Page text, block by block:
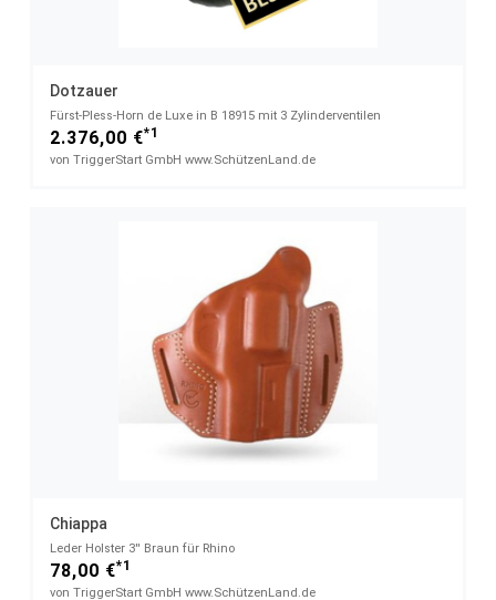
Dotzauer
Fürst-Pless-Horn de Luxe in B 18915 mit 3 Zylinderventilen
2.376,00 €*1
von TriggerStart GmbH www.SchützenLand.de
Chiappa
Leder Holster 3'' Braun für Rhino
78,00 €*1
von TriggerStart GmbH www.SchützenLand.de